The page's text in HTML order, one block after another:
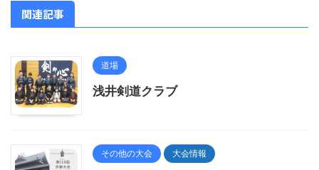
関連記事
道場
浅井剣道クラブ
その他の大会 大会情報